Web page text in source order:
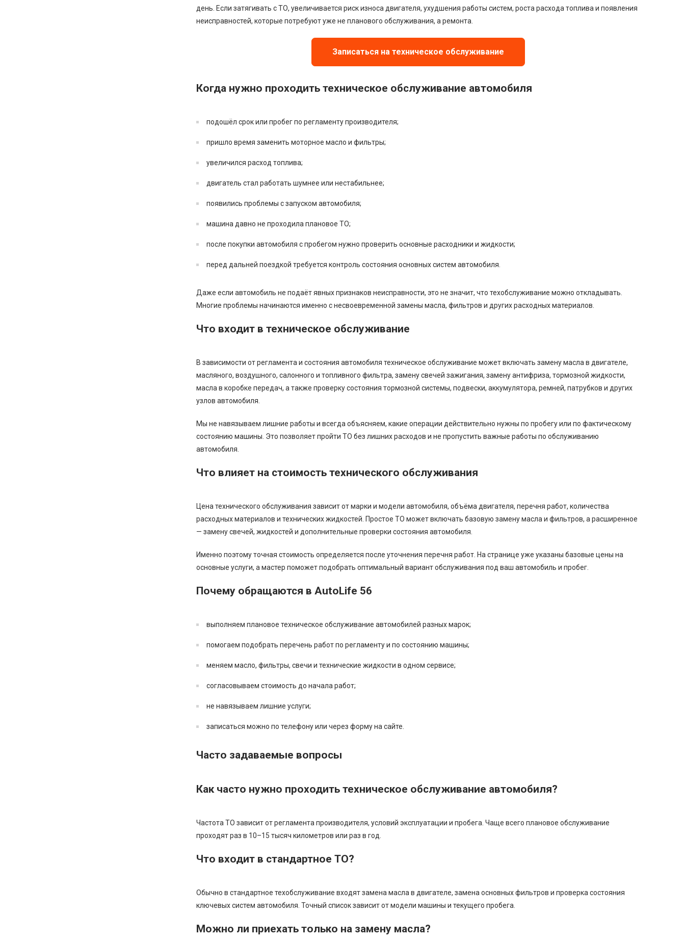
день. Если затягивать с ТО, увеличивается риск износа двигателя, ухудшения работы систем, роста расхода топлива и появления
неисправностей, которые потребуют уже не планового обслуживания, а ремонта.
Записаться на техническое обслуживание
Когда нужно проходить техническое обслуживание автомобиля
подошёл срок или пробег по регламенту производителя;
пришло время заменить моторное масло и фильтры;
увеличился расход топлива;
двигатель стал работать шумнее или нестабильнее;
появились проблемы с запуском автомобиля;
машина давно не проходила плановое ТО;
после покупки автомобиля с пробегом нужно проверить основные расходники и жидкости;
перед дальней поездкой требуется контроль состояния основных систем автомобиля.
Даже если автомобиль не подаёт явных признаков неисправности, это не значит, что техобслуживание можно откладывать.
Многие проблемы начинаются именно с несвоевременной замены масла, фильтров и других расходных материалов.
Что входит в техническое обслуживание
В зависимости от регламента и состояния автомобиля техническое обслуживание может включать замену масла в двигателе,
масляного, воздушного, салонного и топливного фильтра, замену свечей зажигания, замену антифриза, тормозной жидкости,
масла в коробке передач, а также проверку состояния тормозной системы, подвески, аккумулятора, ремней, патрубков и других
узлов автомобиля.
Мы не навязываем лишние работы и всегда объясняем, какие операции действительно нужны по пробегу или по фактическому
состоянию машины. Это позволяет пройти ТО без лишних расходов и не пропустить важные работы по обслуживанию
автомобиля.
Что влияет на стоимость технического обслуживания
Цена технического обслуживания зависит от марки и модели автомобиля, объёма двигателя, перечня работ, количества
расходных материалов и технических жидкостей. Простое ТО может включать базовую замену масла и фильтров, а расширенное
— замену свечей, жидкостей и дополнительные проверки состояния автомобиля.
Именно поэтому точная стоимость определяется после уточнения перечня работ. На странице уже указаны базовые цены на
основные услуги, а мастер поможет подобрать оптимальный вариант обслуживания под ваш автомобиль и пробег.
Почему обращаются в AutoLife 56
выполняем плановое техническое обслуживание автомобилей разных марок;
помогаем подобрать перечень работ по регламенту и по состоянию машины;
меняем масло, фильтры, свечи и технические жидкости в одном сервисе;
согласовываем стоимость до начала работ;
не навязываем лишние услуги;
записаться можно по телефону или через форму на сайте.
Часто задаваемые вопросы
Как часто нужно проходить техническое обслуживание автомобиля?
Частота ТО зависит от регламента производителя, условий эксплуатации и пробега. Чаще всего плановое обслуживание
проходят раз в 10–15 тысяч километров или раз в год.
Что входит в стандартное ТО?
Обычно в стандартное техобслуживание входят замена масла в двигателе, замена основных фильтров и проверка состояния
ключевых систем автомобиля. Точный список зависит от модели машины и текущего пробега.
Можно ли приехать только на замену масла?